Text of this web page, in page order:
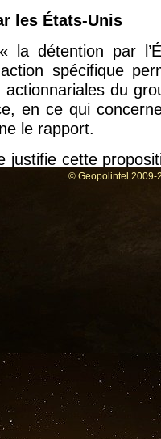
les États-Unis
la détention par
spécifique
du
en ce qui
le rapport.
justifie cette
énergétique de
en
européennes
de GNL russe en
© Geopolintel 2009-